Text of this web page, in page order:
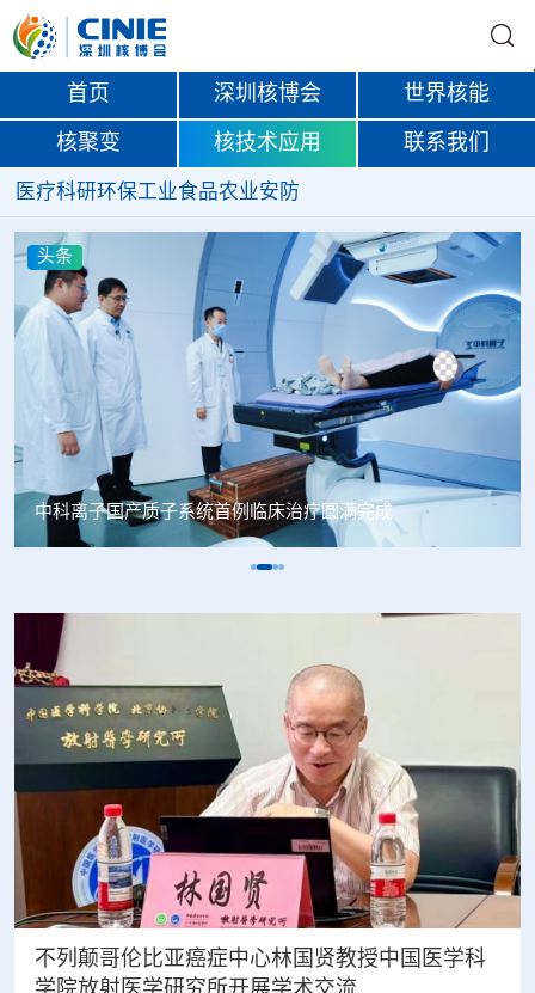
首页 深圳核博会 世界核能
核聚变 核技术应用 联系我们
医疗科研环保工业食品农业安防
头条
韩国忠清北道上半年农水产品放射性检测结果达标
不列颠哥伦比亚癌症中心林国贤教授中国医学科